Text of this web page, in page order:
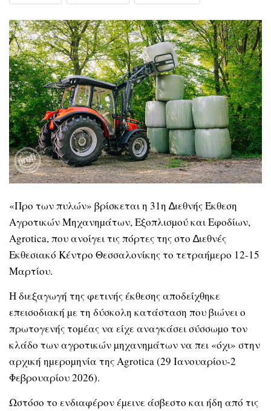
«Προ των πυλών» βρίσκεται η 31η ∆ιεθνής Έκθεση
Αγροτικών Μηχανηµάτων, Εξοπλισµού και Εφοδίων,
Agrotica, που ανοίγει τις πόρτες της στο ∆ιεθνές
Εκθεσιακό Κέντρο Θεσσαλονίκης το τετραήµερο 12-15
Μαρτίου.
Η διεξαγωγή της φετινής έκθεσης αποδείχθηκε
επεισοδιακή µε τη δύσκολη κατάσταση που βιώνει ο
πρωτογενής τοµέας να είχε αναγκάσει σύσσωµο τον
κλάδο των αγροτικών µηχανηµάτων να πει «όχι» στην
αρχική ηµεροµηνία της Agrotica (29 Ιανουαρίου-2
Φεβρουαρίου 2026).
Ωστόσο το ενδιαφέρον έµεινε άσβεστο και ήδη από τις